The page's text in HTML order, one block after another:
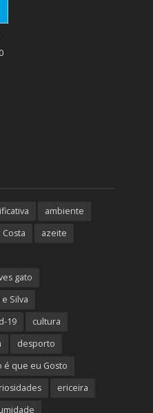
ambiente
azeite
gato
Silva
19
cultura
desporto
é que eu Gosto
ericeira